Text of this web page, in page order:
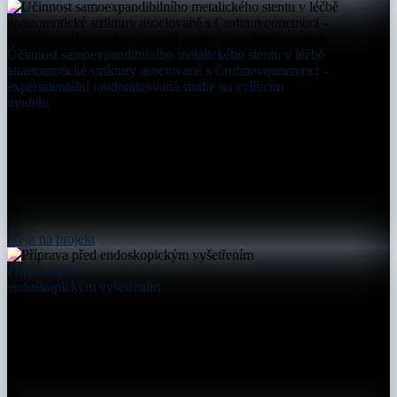
Účinnost samoexpandibilního metalického stentu v léčbě
anastomotické striktury asociované s Crohnovounemoci –
experimentální randomizovaná studie na zvířecím
modelu
přejít na projekt
Příprava před
endoskopickým vyšetřením